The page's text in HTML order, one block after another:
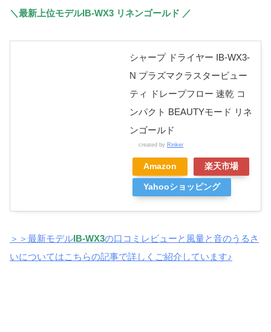
＼最新上位モデルIB-WX3 リネンゴールド ／
シャープ ドライヤー IB-WX3-
N プラズマクラスタービュー
ティ ドレープフロー 速乾 コ
ンパクト BEAUTYモード リネ
ンゴールド
created by Rinker
Amazon 楽天市場
Yahooショッピング
＞＞最新モデルIB-WX3の口コミレビューと風量と音のうるさ
いについてはこちらの記事で詳しくご紹介しています♪